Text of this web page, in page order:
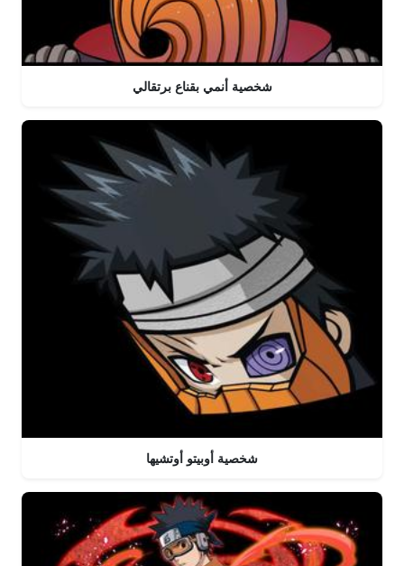
شخصية أنمي بقناع برتقالي
شخصية أوبيتو أوتشيها